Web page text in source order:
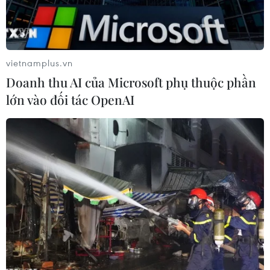
Ông Francois de Rugy. (Ảnh: AFP/TTXVN)
Ngày 27/6, trong phiên họp đầu tiên của Hạ viện
khóa mới ở Pháp, các nghị sỹ của đảng Nền
Cộng hòa Tiến bước đã quyết định chọn một
cựu thành viên đảng xanh, ông Francois de
vietnamplus.vn
Doanh thu AI của Microsoft phụ thuộc phần
lớn vào đối tác OpenAI